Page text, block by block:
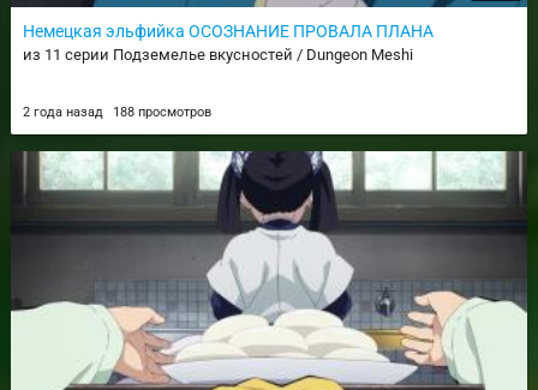
Немецкая эльфийка ОСОЗНАНИЕ ПРОВАЛА ПЛАНА
из 11 серии Подземелье вкусностей / Dungeon Meshi
2 года назад 188 просмотров